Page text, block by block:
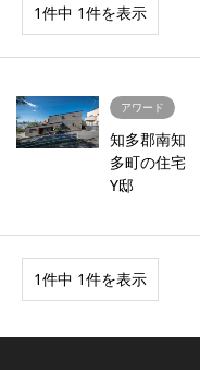
1件中 1件を表示
アワード
知多郡南知
多町の住宅
Y邸
1件中 1件を表示